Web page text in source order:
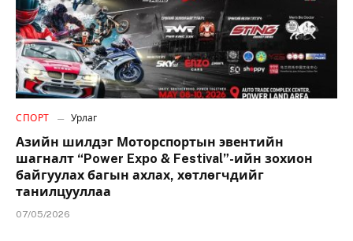
СПОРТ Урлаг
Азийн шилдэг Моторспортын эвентийн
шагналт “Power Expo & Festival”-ийн зохион
байгуулах багын ахлах, хөтлөгчдийг
танилцууллаа
07/05/2026